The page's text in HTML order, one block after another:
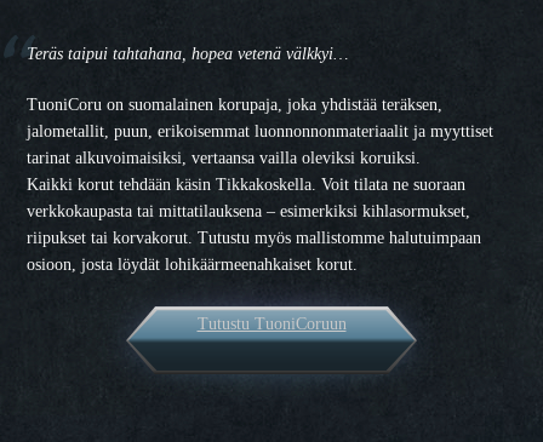
Teräs taipui tahtahana, hopea vetenä välkkyi…
TuoniCoru on suomalainen korupaja, joka yhdistää teräksen,
jalometallit, puun, erikoisemmat luonnonnonmateriaalit ja myyttiset
tarinat alkuvoimaisiksi, vertaansa vailla oleviksi koruiksi.
Kaikki korut tehdään käsin Tikkakoskella. Voit tilata ne suoraan
verkkokaupasta tai mittatilauksena – esimerkiksi kihlasormukset,
riipukset tai korvakorut. Tutustu myös mallistomme halutuimpaan
osioon, josta löydät lohikäärmeenahkaiset korut.
Tutustu TuoniCoruun